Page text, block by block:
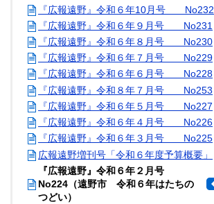
『広報遠野』令和６年10月号 No232
『広報遠野』令和６年９月号 No231
『広報遠野』令和６年８月号 No230
『広報遠野』令和６年７月号 No229
『広報遠野』令和６年６月号 No228
『広報遠野』令和８年７月号 No253
『広報遠野』令和６年５月号 No227
『広報遠野』令和６年４月号 No226
『広報遠野』令和６年３月号 No225
広報遠野増刊号「令和６年度予算概要」
『広報遠野』令和６年２月号
No224（遠野市 令和６年はたちの
つどい）